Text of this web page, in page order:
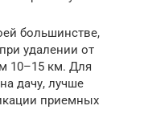
большинстве,
удалении от
10–15 км. Для
дачу, лучше
приемных